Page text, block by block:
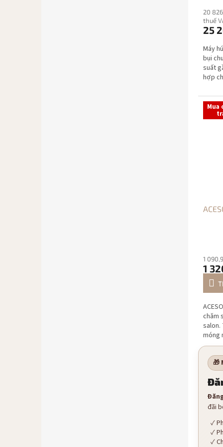
20
thuế
25
Máy
bụi
suất
hợp
Mua
1
1
chăm
salon.
móng
lượng:
🎁
đãi